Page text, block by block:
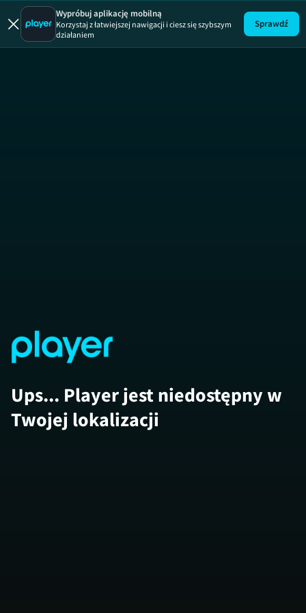
Eks-tra
Wypróbuj aplikację mobilną
Korzystaj z łatwiejszej nawigacji i ciesz się szybszym
działaniem
Sprawdź
Ups... Player jest niedostępny w
Twojej lokalizacji